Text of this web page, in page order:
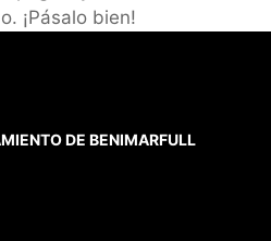
¡Pásalo bien!
DE BENIMARFULL